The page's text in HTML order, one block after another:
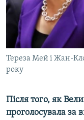
ВІДЕОУРОКИ «ELIFBE»
СВІДЧЕННЯ ОКУПАЦІЇ
УКРАЇНСЬКА
ІНФОГРАФІКА
Русский
Qırımtatar
ДОЛУЧАЙСЯ!
Усі сайти RFE/RL
Тереза Мей і Жан-
року
Після того, як
проголосувала за